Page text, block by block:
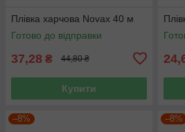
Плівка харчова Novax 40 м
Готово до відправки
37,28 ₴ 44,80 ₴
Купити
–8% –8%